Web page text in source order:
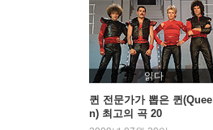
읽다
퀸 전문가가 뽑은 퀸(Quee
n) 최고의 곡 20